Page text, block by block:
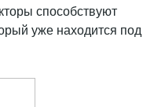
способствуют
уже находится под